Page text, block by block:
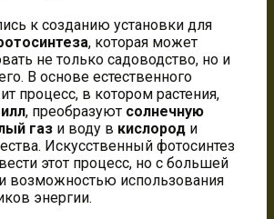
к созданию установки для
, которая может
не только садоводство, но и
В основе естественного
процесс, в котором растения,
, преобразуют солнечную
газ и воду в кислород и
Искусственный фотосинтез
этот процесс, но с большей
возможностью использования
энергии.